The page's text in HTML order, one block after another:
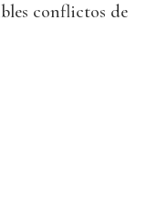
conflictos de